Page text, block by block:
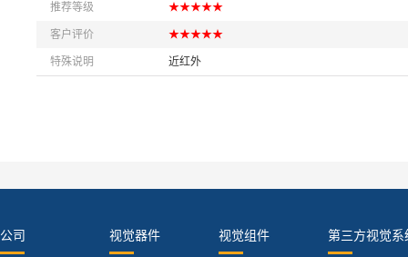
推荐等级 ★★★★★
客户评价 ★★★★★
特殊说明 近红外
公司 视觉器件 视觉组件 第三方视觉系